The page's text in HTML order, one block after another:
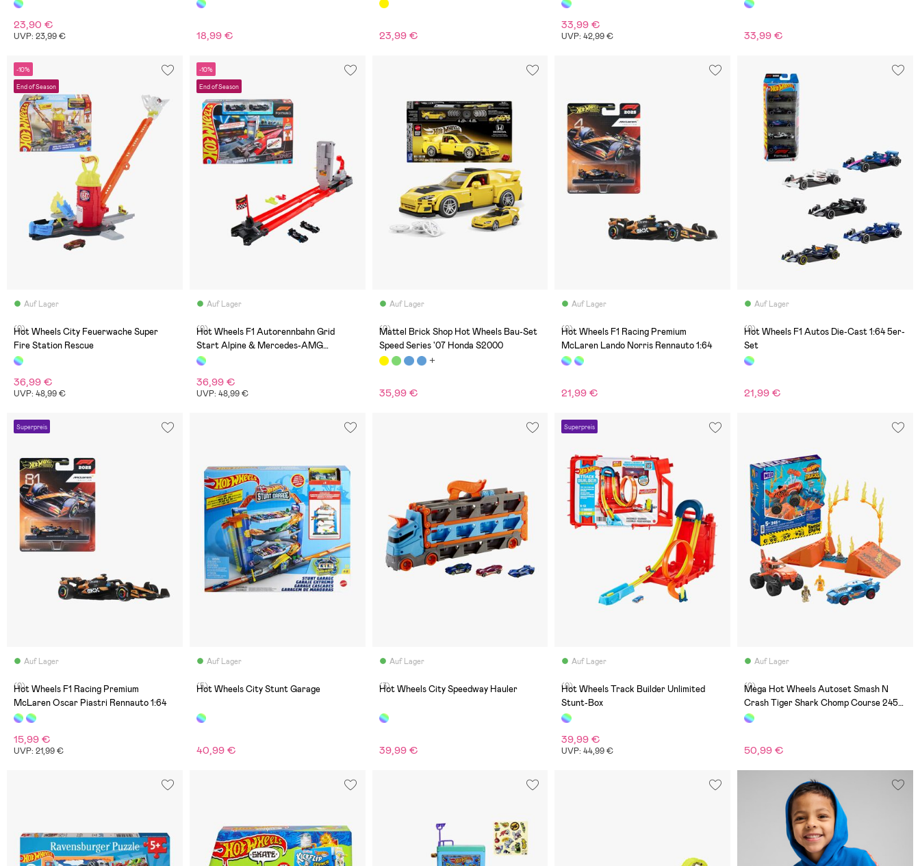
23,90 €
UVP: 23,99 € 18,99 € 23,99 €
33,99 €
UVP: 42,99 € 33,99 €
-10%
End of Season
Auf Lager
(0)
Hot Wheels City Feuerwache Super
Fire Station Rescue
36,99 €
UVP: 48,99 €
-10%
End of Season
Auf Lager
(0)
Hot Wheels F1 Autorennbahn Grid
Start Alpine & Mercedes-AMG
Petronas
36,99 €
UVP: 48,99 €
Auf Lager
(0)
Mattel Brick Shop Hot Wheels Bau-Set
Speed Series '07 Honda S2000
35,99 €
Auf Lager
(0)
Hot Wheels F1 Racing Premium
McLaren Lando Norris Rennauto 1:64
21,99 €
Auf Lager
(0)
Hot Wheels F1 Autos Die-Cast 1:64 5er-
Set
21,99 €
Superpreis
Auf Lager
(0)
Hot Wheels F1 Racing Premium
McLaren Oscar Piastri Rennauto 1:64
15,99 €
UVP: 21,99 €
Auf Lager
(5)
Hot Wheels City Stunt Garage
40,99 €
Auf Lager
(3)
Hot Wheels City Speedway Hauler
39,99 €
Superpreis
Auf Lager
(0)
Hot Wheels Track Builder Unlimited
Stunt-Box
39,99 €
UVP: 44,99 €
Auf Lager
(0)
Mega Hot Wheels Autoset Smash N
Crash Tiger Shark Chomp Course 245
Teile
50,99 €